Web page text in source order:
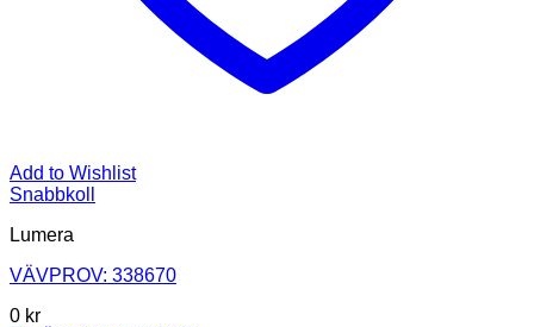
Add to Wishlist
Snabbkoll
Lumera
VÄVPROV: 338670
0 kr